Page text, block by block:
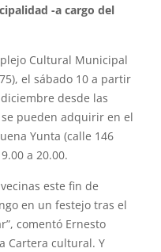
-a cargo del
Cultural Municipal
el sábado 10 a partir
desde las
pueden adquirir en el
Yunta (calle 146
a 20.00.
este fin de
en un festejo tras el
comentó Ernesto
Cartera cultural. Y